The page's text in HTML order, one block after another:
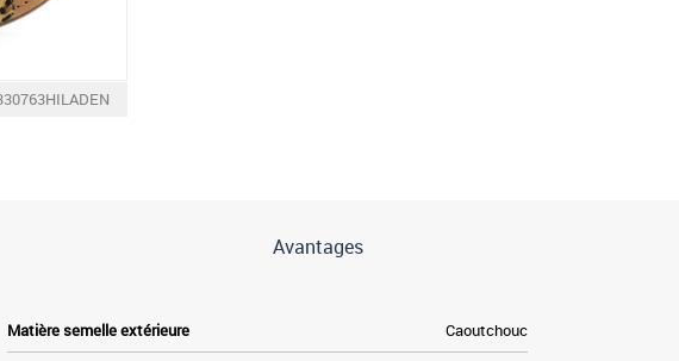
Avantages
Matière semelle extérieure Caoutchouc